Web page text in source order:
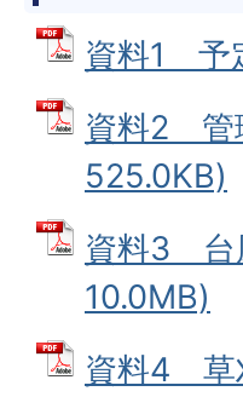
資料1 予
資料2 管
525.0KB)
資料3 台
10.0MB)
資料4 草